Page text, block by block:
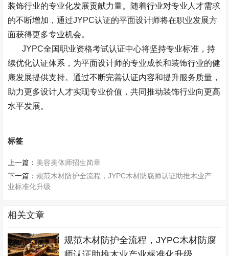
装饰行业的专业化发展贡献力量。随着行业对专业人才需求
的不断增加，通过JYPC认证的平面设计师将在职业发展方
面获得更多专业机会。
JYPC全国职业资格考试认证中心将坚持专业标准，持
续优化认证体系，为平面设计师的专业成长和装饰行业的健
康发展提供支持。通过不断完善认证内容和提升服务质量，
助力更多设计人才实现专业价值，共同推动装饰行业向更高
水平发展。
标签
上一篇： 美容美体师招生简章
下一篇：规范木材防护全流程，JYPC木材防腐师认证助推木业产
业标准化升级
相关文章
规范木材防护全流程，JYPC木材防腐